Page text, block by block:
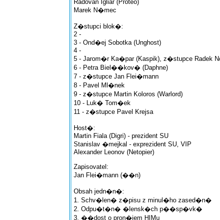
Radovan Igliar (Proteo)
Marek N�mec
Z�stupci blok�:
2 -
3 - Ond�ej Sobotka (Unghost)
4 -
5 - Jarom�r Ka�par (Kaspik), z�stupce Radek
6 - Petra Biel��kov� (Daphne)
7 - z�stupce Jan Flei�mann
8 - Pavel Ml�nek
9 - z�stupce Martin Koloros (Warlord)
10 - Luk� Tom�ek
11 - z�stupce Pavel Krejsa
Host�:
Martin Fiala (Digri) - prezident SU
Stanislav �mejkal - exprezident SU, VIP
Alexander Leonov (Netopier)
Zapisovatel:
Jan Flei�mann (��n)
Obsah jedn�n�:
1. Schv�len� z�pisu z minul�ho zased�n�
2. Odpu�t�n� �lensk�ch p��sp�vk�
3. ��dost o pron�jem HIMu